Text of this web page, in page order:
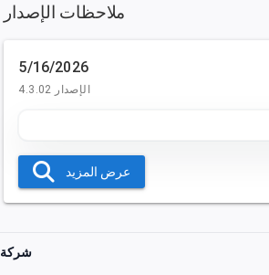
ملاحظات الإصدار
5/16/2026
الإصدار 4.3.02
عرض المزيد
شركة